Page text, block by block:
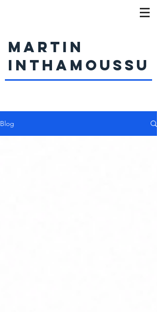
MARTIN
INTHAMOUSSU
Blog